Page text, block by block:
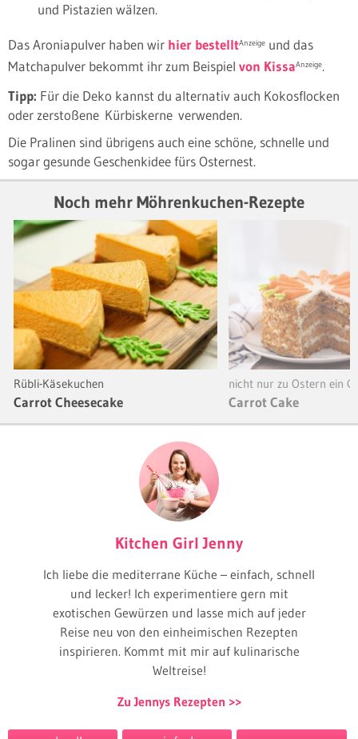
und Pistazien wälzen.
Das Aroniapulver haben wir hier bestelltAnzeige und das
Matchapulver bekommt ihr zum Beispiel von KissaAnzeige.
Tipp: Für die Deko kannst du alternativ auch Kokosflocken
oder zerstoßene Kürbiskerne verwenden.
Die Pralinen sind übrigens auch eine schöne, schnelle und
sogar gesunde Geschenkidee fürs Osternest.
Noch mehr Möhrenkuchen-Rezepte
Rübli-Käsekuchen
Carrot Cheesecake
nicht nur zu Ostern ein
Carrot Cake
Kitchen Girl Jenny
Ich liebe die mediterrane Küche – einfach, schnell
und lecker! Ich experimentiere gern mit
exotischen Gewürzen und lasse mich auf jeder
Reise neu von den einheimischen Rezepten
inspirieren. Kommt mit mir auf kulinarische
Weltreise!
Zu Jennys Rezepten